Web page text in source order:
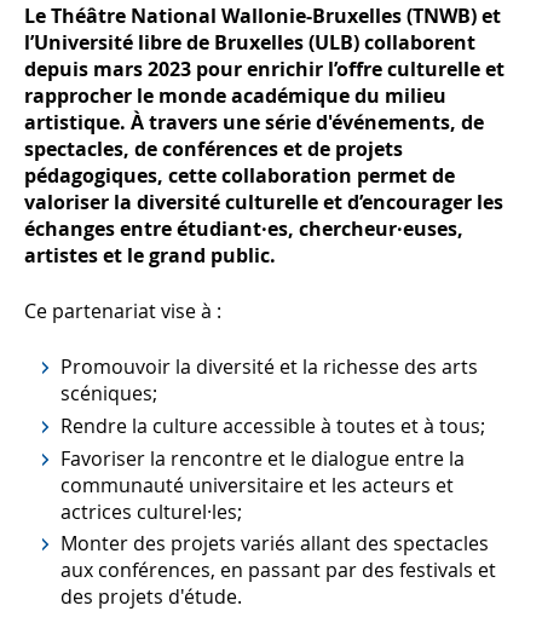
Le Théâtre National Wallonie-Bruxelles (TNWB) et
l’Université libre de Bruxelles (ULB) collaborent
depuis mars 2023 pour enrichir l’offre culturelle et
rapprocher le monde académique du milieu
artistique. À travers une série d'événements, de
spectacles, de conférences et de projets
pédagogiques, cette collaboration permet de
valoriser la diversité culturelle et d’encourager les
échanges entre étudiant·es, chercheur·euses,
artistes et le grand public.
Ce partenariat vise à :
Promouvoir la diversité et la richesse des arts
scéniques;
Rendre la culture accessible à toutes et à tous;
Favoriser la rencontre et le dialogue entre la
communauté universitaire et les acteurs et
actrices culturel·les;
Monter des projets variés allant des spectacles
aux conférences, en passant par des festivals et
des projets d'étude.